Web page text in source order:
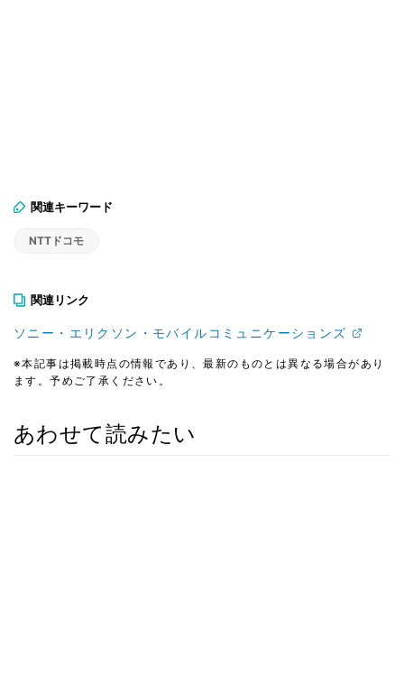
関連キーワード
NTTドコモ
関連リンク
ソニー・エリクソン・モバイルコミュニケーションズ
※本記事は掲載時点の情報であり、最新のものとは異なる場合があり
ます。予めご了承ください。
あわせて読みたい